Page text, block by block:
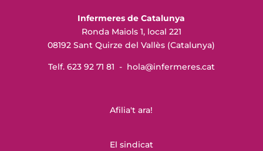
Infermeres de Catalunya
Ronda Maiols 1, local 221
08192 Sant Quirze del Vallès (Catalunya)
Telf. 623 92 71 81 - hola@infermeres.cat
Afilia't ara!
El sindicat